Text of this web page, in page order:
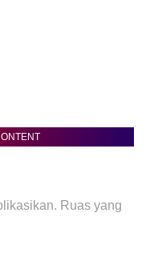
Ruas yang